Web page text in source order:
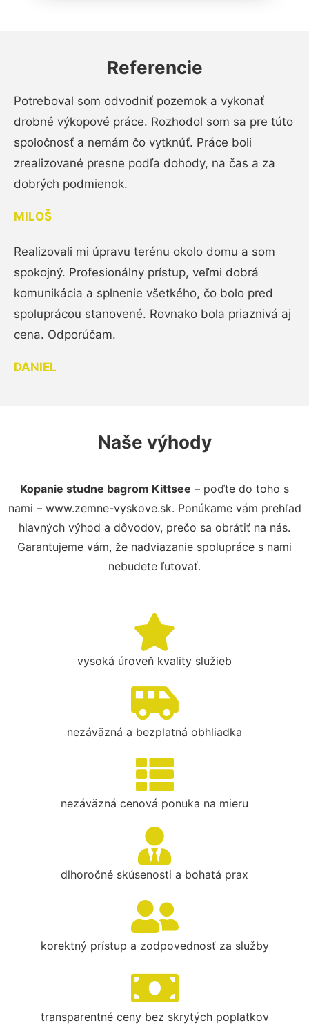
Referencie
Potreboval som odvodniť pozemok a vykonať
drobné výkopové práce. Rozhodol som sa pre túto
spoločnosť a nemám čo vytknúť. Práce boli
zrealizované presne podľa dohody, na čas a za
dobrých podmienok.
MILOŠ
Realizovali mi úpravu terénu okolo domu a som
spokojný. Profesionálny prístup, veľmi dobrá
komunikácia a splnenie všetkého, čo bolo pred
spoluprácou stanovené. Rovnako bola priaznivá aj
cena. Odporúčam.
DANIEL
Naše výhody
Kopanie studne bagrom Kittsee – poďte do toho s
nami – www.zemne-vyskove.sk. Ponúkame vám prehľad
hlavných výhod a dôvodov, prečo sa obrátiť na nás.
Garantujeme vám, že nadviazanie spolupráce s nami
nebudete ľutovať.
vysoká úroveň kvality služieb
nezáväzná a bezplatná obhliadka
nezáväzná cenová ponuka na mieru
dlhoročné skúsenosti a bohatá prax
korektný prístup a zodpovednosť za služby
transparentné ceny bez skrytých poplatkov